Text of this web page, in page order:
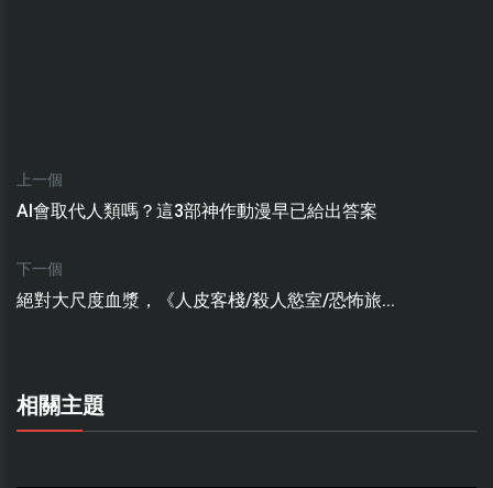
上一個
AI會取代人類嗎？這3部神作動漫早已給出答案
下一個
絕對大尺度血漿，《人皮客棧/殺人慾室/恐怖旅...
相關主題